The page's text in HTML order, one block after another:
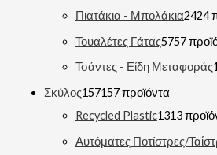
Πιατάκια - Μπολάκια2424
Τουαλέτες Γάτας5757
Τσάντες - Είδη Μεταφοράς1
Σκύλος157157 προϊόντα
Recycled Plastic1313
Αυτόματες Ποτίστρες/